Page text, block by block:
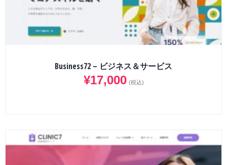
Business72 – ビジネス＆サービス
¥17,000 (税込)